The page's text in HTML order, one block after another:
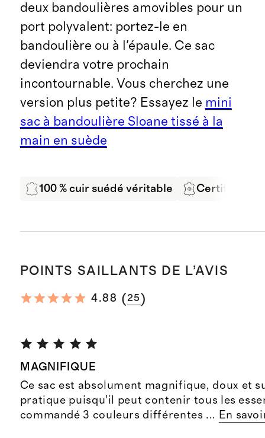
deux bandoulières amovibles pour un
port polyvalent: portez-le en
bandoulière ou à l'épaule. Ce sac
deviendra votre prochain
incontournable. Vous cherchez une
version plus petite? Essayez le mini
sac à bandoulière Sloane tissé à la
main en suède
100 % cuir suédé véritable Certifié
POINTS SAILLANTS DE L’AVIS
4.88 ( 25 )
MAGNIFIQUE
Ce sac est absolument magnifique, doux et
pratique puisqu’il peut contenir tous les
commandé 3 couleurs différentes ... En